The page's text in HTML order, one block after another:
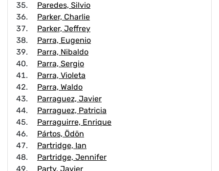
Paredes, Silvio
Parker, Charlie
Parker, Jeffrey
Parra, Eugenio
Parra, Nibaldo
Parra, Sergio
Parra, Violeta
Parra, Waldo
Parraguez, Javier
Parraguez, Patricia
Parraguirre, Enrique
Pártos, Ödön
Partridge, Ian
Partridge, Jennifer
Party, Javier